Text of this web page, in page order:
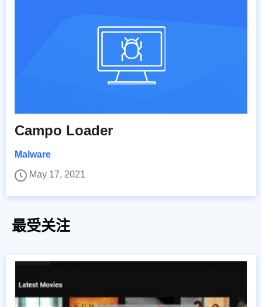
Campo Loader
Malware
May 17, 2021
最受关注